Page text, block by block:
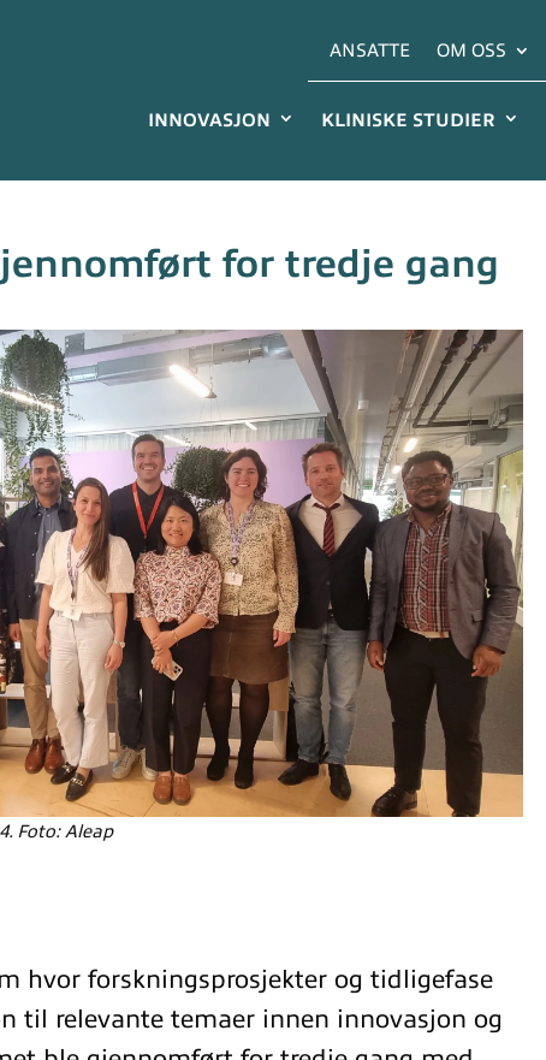
ANSATTE OM OSS
INNOVASJON KLINISKE STUDIER
for tredje gang
Foto: Aleap
hvor forskningsprosjekter og tidligefase
til relevante temaer innen innovasjon og